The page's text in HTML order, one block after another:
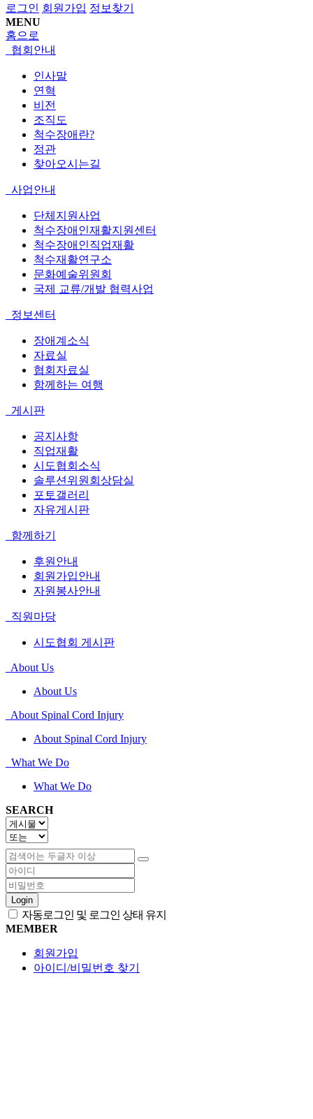
로그인 회원가입 정보찾기
MENU
홈으로
협회안내
인사말
연혁
비전
조직도
척수장애란?
정관
찾아오시는길
사업안내
단체지원사업
척수장애인재활지원센터
척수장애인직업재활
척수재활연구소
문화예술위원회
국제 교류/개발 협력사업
정보센터
장애계소식
자료실
협회자료실
함께하는 여행
게시판
공지사항
직업재활
시도협회소식
솔루션위원회상담실
포토갤러리
자유게시판
함께하기
후원안내
회원가입안내
자원봉사안내
직원마당
시도협회 게시판
About Us
About Us
About Spinal Cord Injury
About Spinal Cord Injury
What We Do
What We Do
SEARCH
Login
자동로그인 및 로그인 상태 유지
MEMBER
회원가입
아이디/비밀번호 찾기